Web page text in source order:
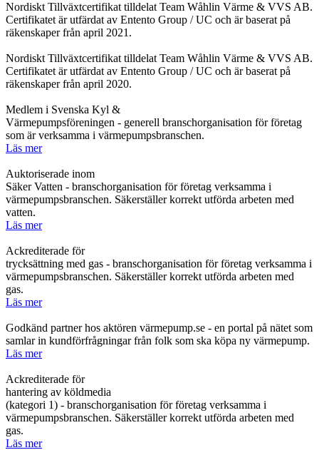
Nordiskt Tillväxtcertifikat tilldelat Team Wåhlin Värme & VVS AB.
Certifikatet är utfärdat av Entento Group / UC och är baserat på
räkenskaper från april 2021.
Nordiskt Tillväxtcertifikat tilldelat Team Wåhlin Värme & VVS AB.
Certifikatet är utfärdat av Entento Group / UC och är baserat på
räkenskaper från april 2020.
Medlem i Svenska Kyl &
Värmepumpsföreningen - generell branschorganisation för företag
som är verksamma i värmepumpsbranschen.
Läs mer
Auktoriserade inom
Säker Vatten - branschorganisation för företag verksamma i
värmepumpsbranschen. Säkerställer korrekt utförda arbeten med
vatten.
Läs mer
Ackrediterade för
trycksättning med gas - branschorganisation för företag verksamma i
värmepumpsbranschen. Säkerställer korrekt utförda arbeten med
gas.
Läs mer
Godkänd partner hos aktören värmepump.se - en portal på nätet som
samlar in kundförfrågningar från folk som ska köpa ny värmepump.
Läs mer
Ackrediterade för
hantering av köldmedia
(kategori 1) - branschorganisation för företag verksamma i
värmepumpsbranschen. Säkerställer korrekt utförda arbeten med
gas.
Läs mer